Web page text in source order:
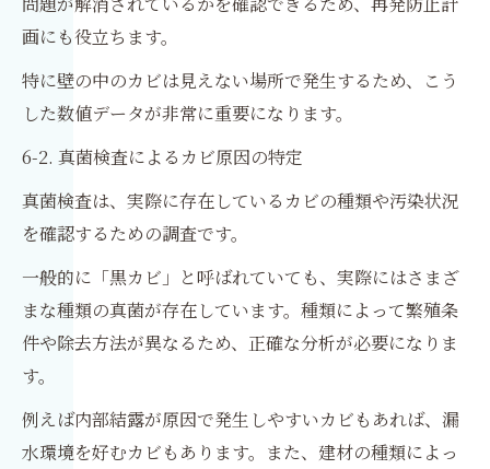
画にも役立ちます。
特に壁の中のカビは見えない場所で発生するため、こう
した数値データが非常に重要になります。
6-2. 真菌検査によるカビ原因の特定
真菌検査は、実際に存在しているカビの種類や汚染状況
を確認するための調査です。
一般的に「黒カビ」と呼ばれていても、実際にはさまざ
まな種類の真菌が存在しています。種類によって繁殖条
件や除去方法が異なるため、正確な分析が必要になりま
す。
例えば内部結露が原因で発生しやすいカビもあれば、漏
水環境を好むカビもあります。また、建材の種類によっ